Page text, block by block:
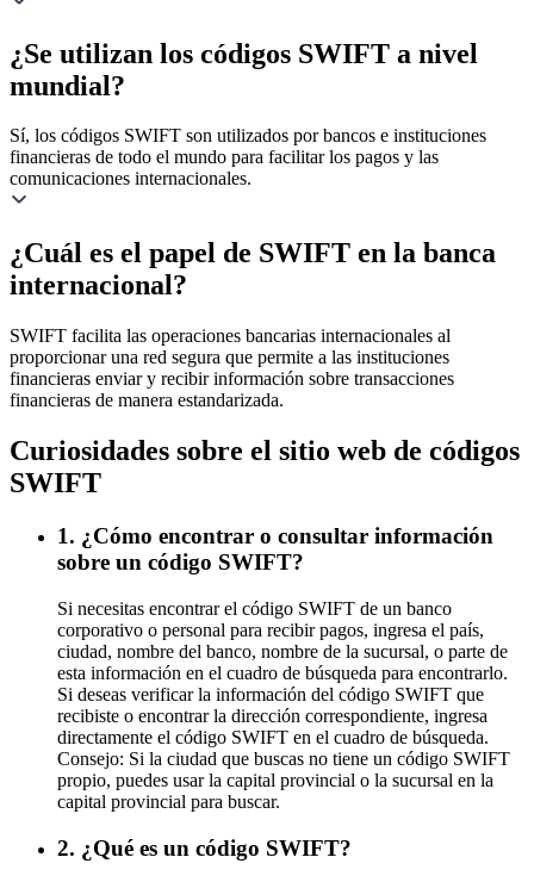
¿Se utilizan los códigos SWIFT a nivel
mundial?
Sí, los códigos SWIFT son utilizados por bancos e instituciones
financieras de todo el mundo para facilitar los pagos y las
comunicaciones internacionales.
¿Cuál es el papel de SWIFT en la banca
internacional?
SWIFT facilita las operaciones bancarias internacionales al
proporcionar una red segura que permite a las instituciones
financieras enviar y recibir información sobre transacciones
financieras de manera estandarizada.
Curiosidades sobre el sitio web de códigos
SWIFT
1. ¿Cómo encontrar o consultar información
sobre un código SWIFT?
Si necesitas encontrar el código SWIFT de un banco
corporativo o personal para recibir pagos, ingresa el país,
ciudad, nombre del banco, nombre de la sucursal, o parte de
esta información en el cuadro de búsqueda para encontrarlo.
Si deseas verificar la información del código SWIFT que
recibiste o encontrar la dirección correspondiente, ingresa
directamente el código SWIFT en el cuadro de búsqueda.
Consejo: Si la ciudad que buscas no tiene un código SWIFT
propio, puedes usar la capital provincial o la sucursal en la
capital provincial para buscar.
2. ¿Qué es un código SWIFT?